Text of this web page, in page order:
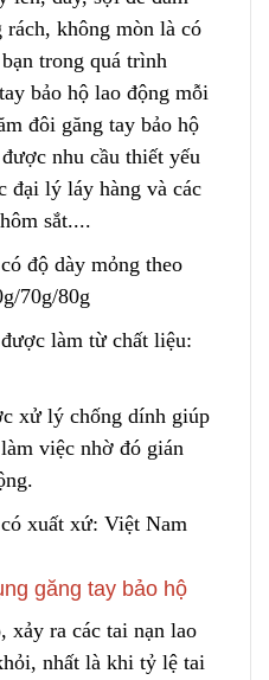
rách, không mòn là có
trong quá trình
bảo hộ lao động mỗi
đôi găng tay bảo hộ
nhu cầu thiết yếu
đại lý láy hàng và các
sắt....
độ dày mỏng theo
70g/80g
làm từ chất liệu:
xử lý chống dính giúp
việc nhờ đó gián
xuất xứ: Việt Nam
găng tay bảo hộ
ra các tai nạn lao
nhất là khi tỷ lệ tai